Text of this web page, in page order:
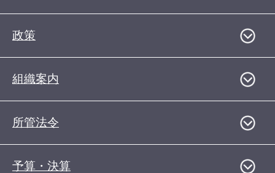
政策
組織案内
所管法令
予算・決算